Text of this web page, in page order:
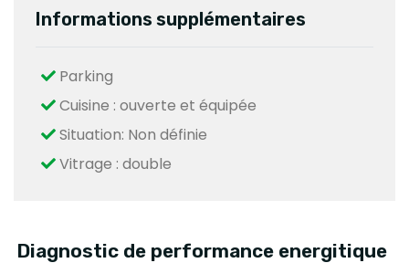
Informations supplémentaires
Parking
Cuisine : ouverte et équipée
Situation: Non définie
Vitrage : double
Diagnostic de performance energitique